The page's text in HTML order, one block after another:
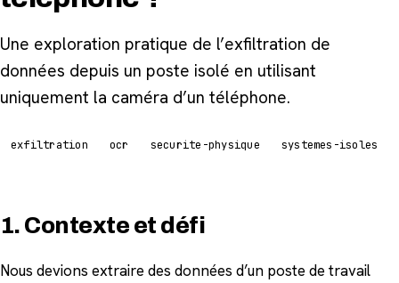
Une exploration pratique de l’exfiltration de
données depuis un poste isolé en utilisant
uniquement la caméra d’un téléphone.
exfiltration ocr securite-physique systemes-isoles
1. Contexte et défi
Nous devions extraire des données d’un poste de travail